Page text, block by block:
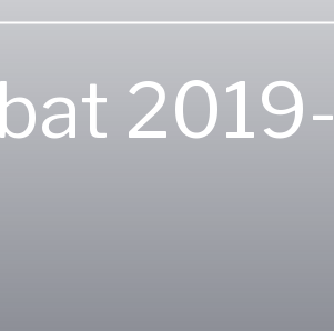
2019-